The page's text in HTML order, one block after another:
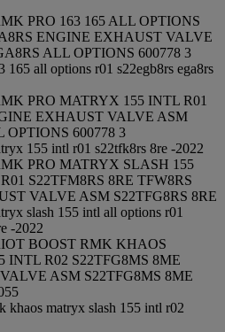
PRO 163 165 ALL OPTIONS
ENGINE EXHAUST VALVE
ALL OPTIONS 600778 3
165 all options r01 s22egb8rs ega8rs
PRO MATRYX 155 INTL R01
EXHAUST VALVE ASM
OPTIONS 600778 3
155 intl r01 s22tfk8rs 8re -2022
PRO MATRYX SLASH 155
S22TFM8RS 8RE TFW8RS
VALVE ASM S22TFG8RS 8RE
slash 155 intl all options r01
-2022
BOOST RMK KHAOS
INTL R02 S22TFG8MS 8ME
ASM S22TFG8MS 8ME
khaos matryx slash 155 intl r02